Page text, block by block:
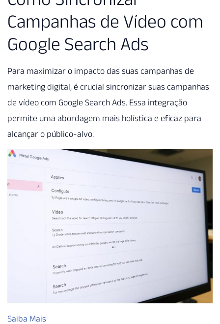
Campanhas de Vídeo com
Google Search Ads
Para maximizar o impacto das suas campanhas de
marketing digital, é crucial sincronizar suas campanhas
de vídeo com Google Search Ads. Essa integração
permite uma abordagem mais holística e eficaz para
alcançar o público-alvo.
Saiba Mais